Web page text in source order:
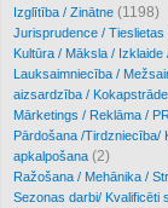
Izglītība / Zinātne (1198)
Jurisprudence / Tieslietas
Kultūra / Māksla / Izklaide
Lauksaimniecība /
aizsardzība / Kokapstrāde
Mārketings / Reklāma /
Pārdošana /Tirdzniecība/
apkalpošana (2)
Ražošana / Mehānika /
Sezonas darbi/ Kvalificēti